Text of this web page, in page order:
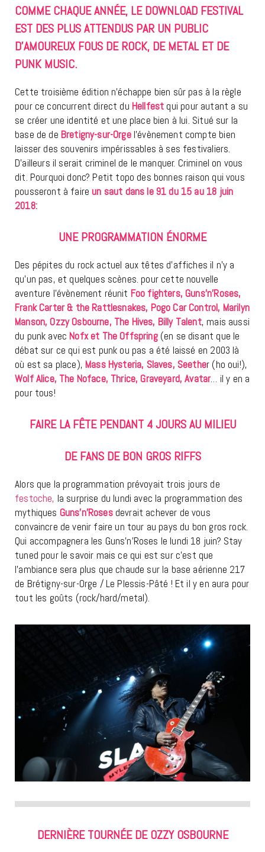
COMME CHAQUE ANNÉE, LE DOWNLOAD FESTIVAL
EST DES PLUS ATTENDUS PAR UN PUBLIC
D’AMOUREUX FOUS DE ROCK, DE METAL ET DE
PUNK MUSIC.
Cette troisième édition n’échappe bien sûr pas à la règle
pour ce concurrent direct du Hellfest qui pour autant a su
se créer une identité et une place bien à lui. Situé sur la
base de de Bretigny-sur-Orge l’évènement compte bien
laisser des souvenirs impérissables à ses festivaliers.
D’ailleurs il serait criminel de le manquer. Criminel on vous
dit. Pourquoi donc? Petit topo des bonnes raison qui vous
pousseront à faire un saut dans le 91 du 15 au 18 juin
2018:
UNE PROGRAMMATION ÉNORME
Des pépites du rock actuel aux têtes d’affiches il n’y a
qu’un pas, et quelques scènes. pour cette nouvelle
aventure l’évènement réunit Foo fighters, Guns’n’Roses,
Frank Carter & the Rattlesnakes, Pogo Car Control, Marilyn
Manson, Ozzy Osbourne, The Hives, Billy Talent, mais aussi
du punk avec Nofx et The Offspring (en se disant que le
débat sur ce qui est punk ou pas a été laissé en 2003 là
où est sa place), Mass Hysteria, Slaves, Seether (ho oui!),
Wolf Alice, The Noface, Thrice, Graveyard, Avatar… il y en a
pour tous!
FAIRE LA FÊTE PENDANT 4 JOURS AU MILIEU
DE FANS DE BON GROS RIFFS
Alors que la programmation prévoyait trois jours de
festoche, la surprise du lundi avec la programmation des
mythiques Guns’n’Rosesdevrait achever de vous
convaincre de venir faire un tour au pays du bon gros rock.
Qui accompagnera les Guns’n’Roses le lundi 18 juin? Stay
tuned pour le savoir mais ce qui est sur c’est que
l’ambiance sera plus que chaude sur la base aérienne 217
de Brétigny-sur-Orge / Le Plessis-Pâté ! Et il y en aura pour
tout les goûts (rock/hard/metal).
DERNIÈRE TOURNÉE DE OZZY OSBOURNE